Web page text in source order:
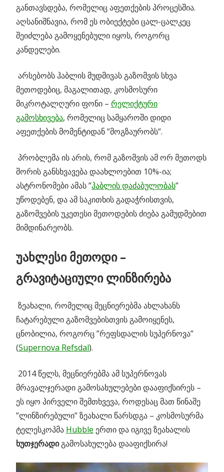
განთავსდება, რომელიც აფეთქების პროცესშია.
აღსანიშნავია, რომ ეს ობიექტები ცალ-ცალკეც
შეიძლება გამოყენებული იყოს, როგორც
კანდელები.
არსებობს ჰაბლის მუდმივას გაზომვის სხვა
მეთოდებიც, მაგალითად, კოსმოსური
მიკროტალღური ფონი – რელიქტური
გამოსხივება, რომელიც სამყაროში დიდი
აფეთქების მომენტიდან ”მოგზაურობს”.
პრობლემა ის არის, რომ გაზომვის ამ ორ მეთოდს
შორის განსხვავება დაახლოებით 10%-ია;
ასტრონომები ამას ”ჰაბლის დაძაბულობას”
უწოდებენ, და ამ საკითხის გადაჭრისთვის,
გაზომვების უკეთესი მეთოდების ძიება გამუდმებით
მიმდინარეობს.
უახლესი მეთოდი –
გრავიტაციული ლინზირება
ზეახალი, რომელიც მეცნიერებმა ახლახანს
ჩატარებული გაზომვებისთვის გამოიყენეს,
ცნობილია, როგორც ”რეფსდალის სუპერნოვა”
(Supernova Refsdal).
2014 წელს, მეცნიერებმა ამ სუპერნოვას
მრავალჯერადი გამოსახულებები დააფიქსირეს –
ეს იყო პირველი შემთხვევა, როდესაც მათ წინაშე
”ლინზირებული” ზეახალი წარსდგა – კოსმოსურმა
ტელესკოპმა Hubble ერთი და იგივე ზეახალის
ხუთჯერადიგამოსახულება დააფიქსირა!